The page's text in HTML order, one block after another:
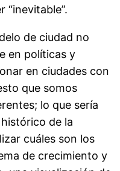
“inevitable”.
de ciudad no
en políticas y
en ciudades con
que somos
lo que sería
de la
cuáles son los
de crecimiento y